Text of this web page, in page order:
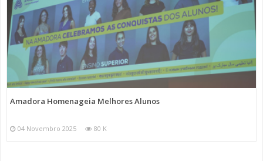
Amadora Homenageia Melhores Alunos
04 Novembro 2025 80 K